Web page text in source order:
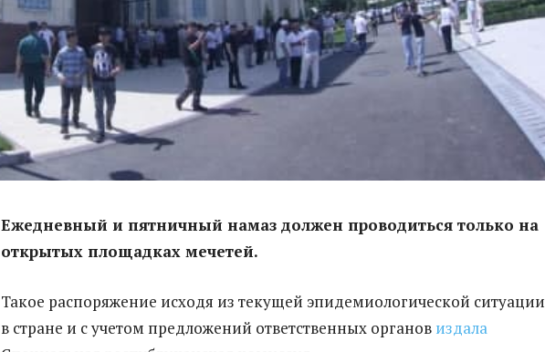
Ежедневный и пятничный намаз должен проводиться только на
открытых площадках мечетей.
Такое распоряжение исходя из текущей эпидемиологической ситуации
в стране и с учетом предложений ответственных органов издала